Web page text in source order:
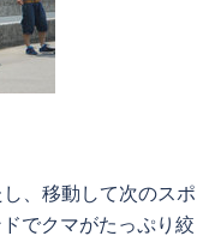
、移動して次のスポ
でクマがたっぷり絞